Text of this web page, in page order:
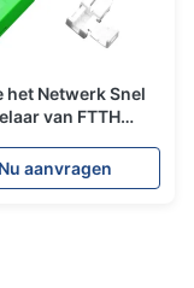
het Netwerk Snel
van FTTH
Nu aanvragen